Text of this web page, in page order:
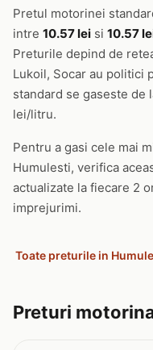
Pretul motorinei
intre 10.57 lei si 10.57
Preturile depind de
Lukoil, Socar au politici
standard se gaseste de
lei/litru.
Pentru a gasi cele mai
Humulesti, verifica
actualizate la fiecare 2
imprejurimi.
Toate preturile in
Preturi